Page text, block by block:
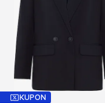
KUPON